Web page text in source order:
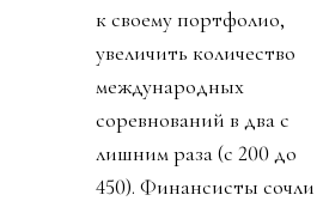
к своему портфолио,
увеличить количество
международных
соревнований в два с
лишним раза (с 200 до
450). Финансисты сочли